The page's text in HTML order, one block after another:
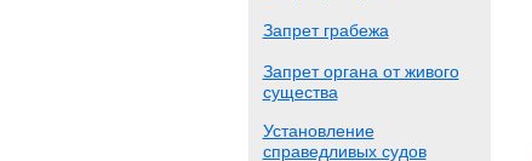
Запрет грабежа
Запрет органа от живого
существа
Установление
справедливых судов